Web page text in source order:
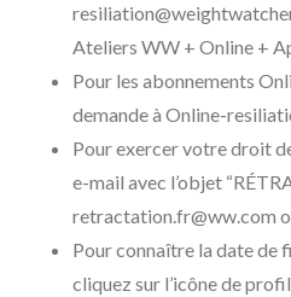
Ateliers WW + Online +
Pour les abonnements
demande à Online-
Pour exercer votre droit
e-mail avec l’objet
retractation.fr@ww.com
Pour connaître la date de
cliquez sur l’icône de